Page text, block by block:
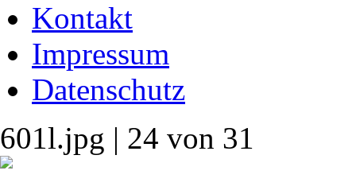
Kontakt
Impressum
Datenschutz
601l.jpg | 24 von 31